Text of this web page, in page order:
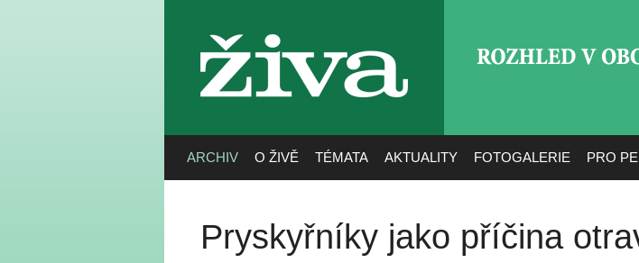
živa
ARCHIV O ŽIVĚ TÉMATA AKTUALITY FOTOGALERIE PRO
Pryskyřníky jako příčina